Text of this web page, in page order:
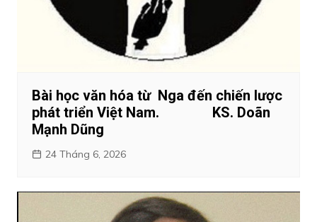
Bài học văn hóa từ Nga đến chiến lược
phát triển Việt Nam. KS. Doãn
Mạnh Dũng
24 Tháng 6, 2026